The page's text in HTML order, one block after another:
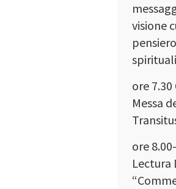
visione
ore
Messa
ore